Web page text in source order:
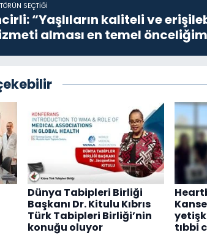
SEÇTIĞI
“Yaşlıların kaliteli ve
alması en temel
Dünya Tabipleri Birliği
Başkanı Dr. Kitulu Kıbrıs
Türk Tabipleri Birliği’nin
konuğu oluyor
tıbbi